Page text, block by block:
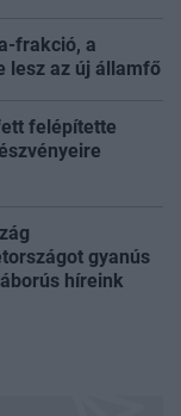
frakció, a
lesz az új államfő
felépítette
gyanús
híreink